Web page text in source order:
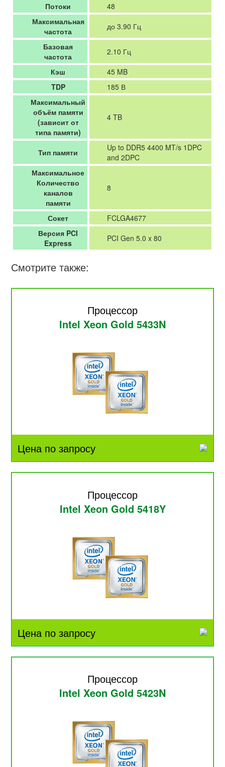
Потоки
48
Максимальная
частота
до 3.90 Гц
Базовая
частота
2.10 Гц
Кэш
45 MB
TDP
185 В
Максимальный
объём памяти
(зависит от
типа памяти)
4 TB
Тип памяти
Up to DDR5 4400 MT/s 1DPC
and 2DPC
Максимальное
Количество
каналов
памяти
8
Сокет
FCLGA4677
Версия PCI
Express
PCI Gen 5.0 x 80
Смотрите также:
Процессор
Intel Xeon Gold 5433N
Цена по запросу
Процессор
Intel Xeon Gold 5418Y
Цена по запросу
Процессор
Intel Xeon Gold 5423N